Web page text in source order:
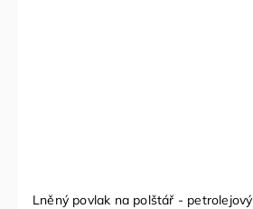
Lněný povlak na polštář - petrolejový